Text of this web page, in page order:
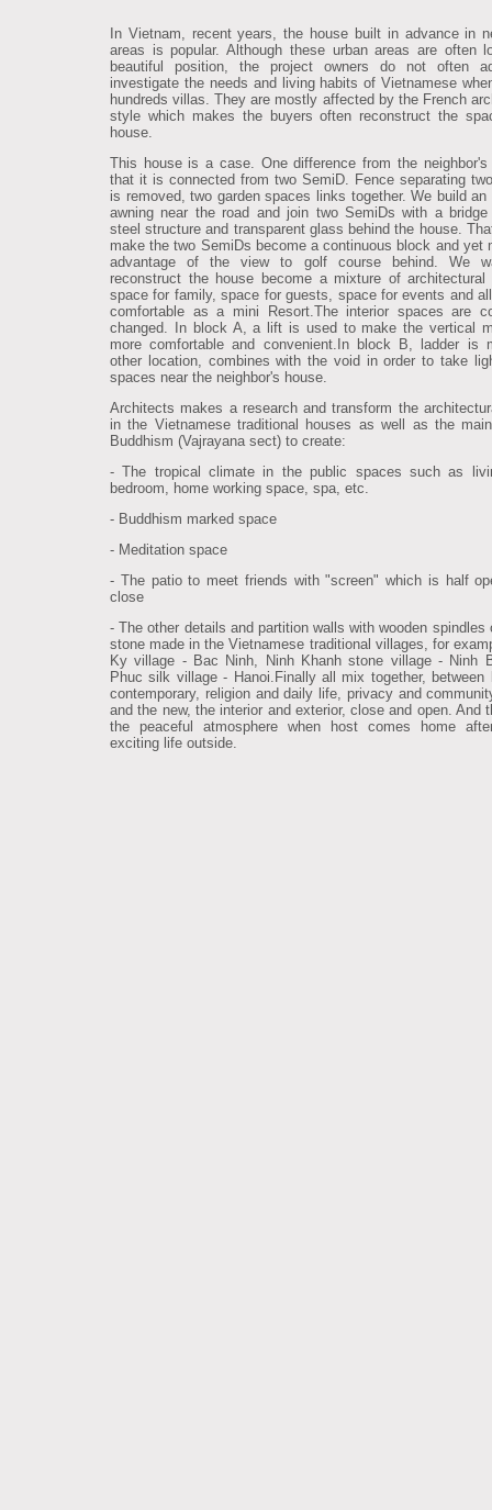
In Vietnam, recent years, the house built in advance in
areas is popular. Although these urban areas are often
beautiful position, the project owners do not often
investigate the needs and living habits of Vietnamese
hundreds villas. They are mostly affected by the French
style which makes the buyers often reconstruct the
house.
This house is a case. One difference from the
that it is connected from two SemiD. Fence separating
is removed, two garden spaces links together. We build an
awning near the road and join two SemiDs with a
steel structure and transparent glass behind the house.
make the two SemiDs become a continuous block and yet
advantage of the view to golf course behind. We
reconstruct the house become a mixture of architectural
space for family, space for guests, space for events and
comfortable as a mini Resort.The interior spaces are
changed. In block A, a lift is used to make the vertical
more comfortable and convenient.In block B, ladder is
other location, combines with the void in order to take
spaces near the neighbor's house.
Architects makes a research and transform the
in the Vietnamese traditional houses as well as the
Buddhism (Vajrayana sect) to create:
- The tropical climate in the public spaces such as
bedroom, home working space, spa, etc.
- Buddhism marked space
- Meditation space
- The patio to meet friends with "screen" which is half
close
- The other details and partition walls with wooden spindles
stone made in the Vietnamese traditional villages, for
Ky village - Bac Ninh, Ninh Khanh stone village - Ninh
Phuc silk village - Hanoi.Finally all mix together, between
contemporary, religion and daily life, privacy and
and the new, the interior and exterior, close and open. And
the peaceful atmosphere when host comes home
exciting life outside.